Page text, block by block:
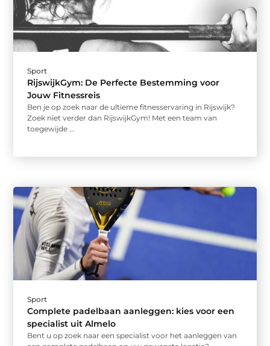
Sport
RijswijkGym: De Perfecte Bestemming voor
Jouw Fitnessreis
Ben je op zoek naar de ultieme fitnesservaring in Rijswijk?
Zoek niet verder dan RijswijkGym! Met een team van
toegewijde ...
Sport
Complete padelbaan aanleggen: kies voor een
specialist uit Almelo
Bent u op zoek naar een specialist voor het aanleggen van